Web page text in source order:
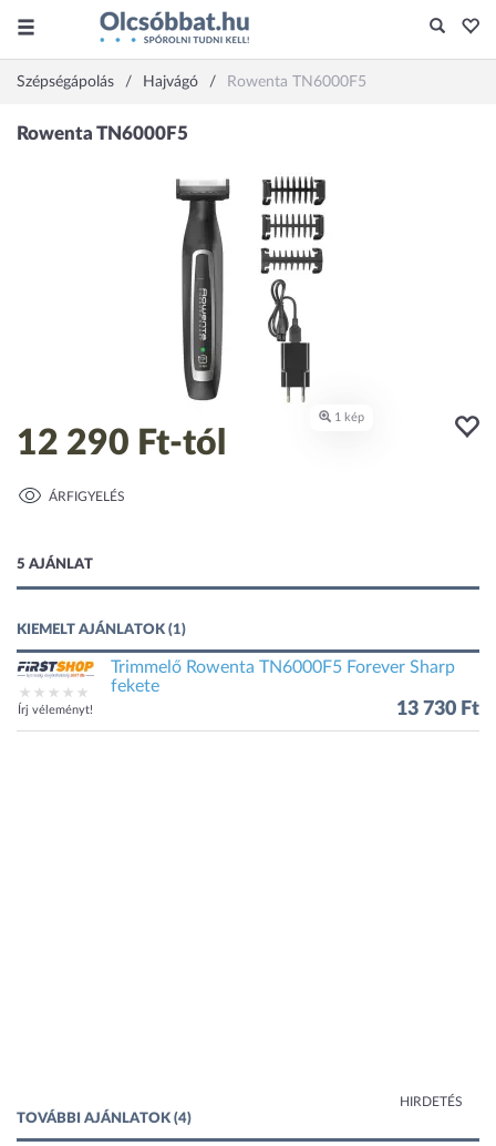
Szépségápolás Hajvágó Rowenta TN6000F5
12 290 Ft-tól
ÁRFIGYELÉS
5 AJÁNLAT
KIEMELT AJÁNLATOK (1)
Írj véleményt!
Trimmelő Rowenta TN6000F5 Forever Sharp
fekete
13 730 Ft
HIRDETÉS
TOVÁBBI AJÁNLATOK (4)